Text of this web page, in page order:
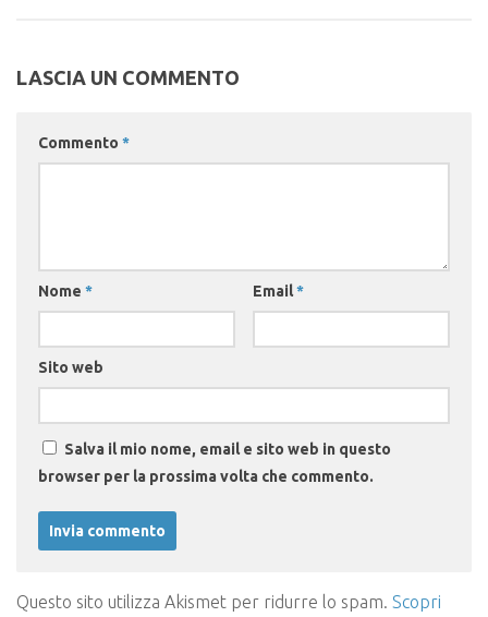
LASCIA UN COMMENTO
Commento *
Nome * Email*
Sito web
Salva il mio nome, email e sito web in questo
browser per la prossima volta che commento.
Questo sito utilizza Akismet per ridurre lo spam. Scopri